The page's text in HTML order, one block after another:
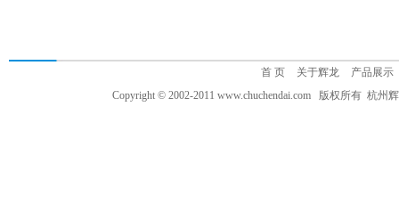
首 页 关于辉龙
产品展示
Copyright © 2002-2011 www.chuchendai.com 版权所有 杭州